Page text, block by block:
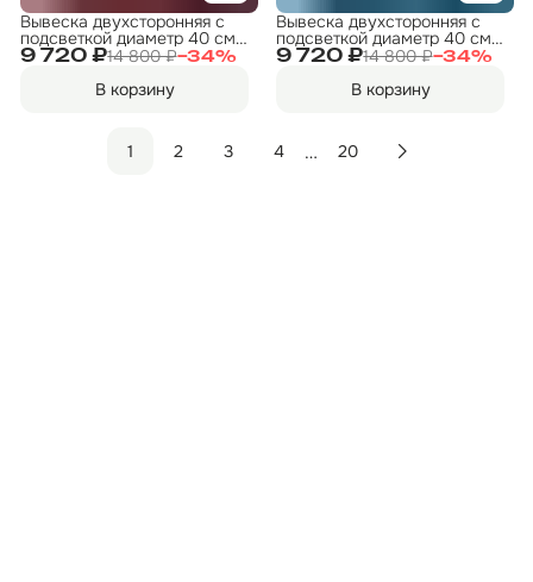
9 720 ₽14 800 ₽−34%
Вывеска двухсторонняя с
подсветкой диаметр 40 см.
"Двери" 1
В корзину
9 720 ₽14 800 ₽−34%
Вывеска двухсторонняя с
подсветкой диаметр 40 см.
"Двери" 2
В корзину
1 2 3 4 … 20